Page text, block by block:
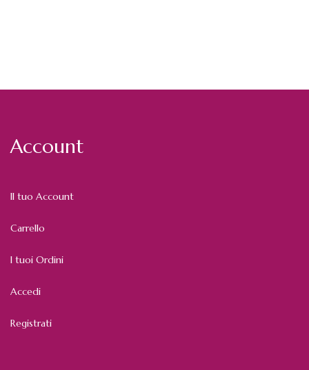
Account
Il tuo Account
Carrello
I tuoi Ordini
Accedi
Registrati